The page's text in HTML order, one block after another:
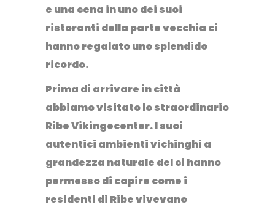
e una cena in uno dei suoi
ristoranti della parte vecchia ci
hanno regalato uno splendido
ricordo.
Prima di arrivare in città
abbiamo visitato lo straordinario
Ribe Vikingecenter.I suoi
autentici ambienti vichinghi a
grandezza naturale del ci hanno
permesso di capire come i
residenti di Ribe vivevano